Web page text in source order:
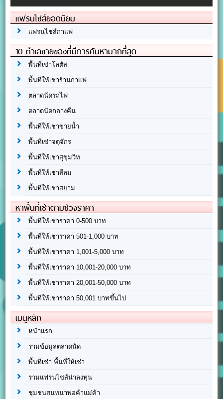
แฟรนไชส์ยอดนิยม
แฟรนไชส์กาแฟ
10 ทำเลขายของที่มีการค้นหามากที่สุด
พื้นที่เช่าโลตัส
พื้นที่ให้เช่าร้านกาแฟ
ตลาดนัดรถไฟ
ตลาดนัดกลางคืน
พื้นที่ให้เช่าขายน้ำ
พื้นที่เช่าจตุจักร
พื้นที่ให้เช่าสุขุมวิท
พื้นที่ให้เช่าสีลม
พื้นที่ให้เช่าสยาม
หาพื้นที่เช่าตามช่วงราคา
พื้นที่ให้เช่าราคา 0-500 บาท
พื้นที่ให้เช่าราคา 501-1,000 บาท
พื้นที่ให้เช่าราคา 1,001-5,000 บาท
พื้นที่ให้เช่าราคา 10,001-20,000 บาท
พื้นที่ให้เช่าราคา 20,001-50,000 บาท
พื้นที่ให้เช่าราคา 50,001 บาทขึ้นไป
เมนูหลัก
หน้าแรก
รวมข้อมูลตลาดนัด
พื้นที่เช่า พื้นที่ให้เช่า
รวมแฟรนไชส์น่าลงทุน
ชุมชนสนทนาพ่อค้าแม่ค้า